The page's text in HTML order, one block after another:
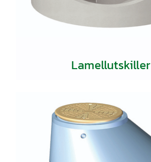
Lamellutskiller